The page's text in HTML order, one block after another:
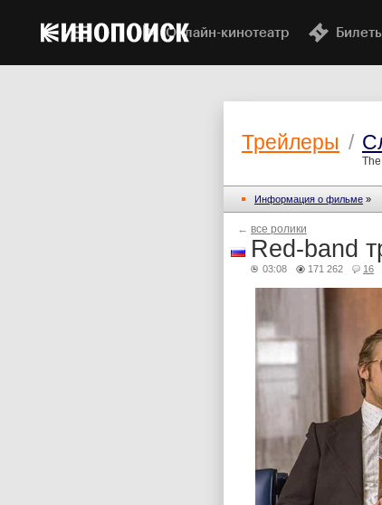
Онлайн-кинотеатр
Трейлеры /
Информация о фильме »
← все ролики
Red-band
03:08 171 262 16